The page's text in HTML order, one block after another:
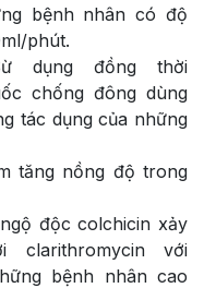
bệnh nhân có độ
phút.
dụng đồng thời
chống đông dùng
tác dụng của những
tăng nồng độ trong
độc colchicin xảy
với
bệnh nhân cao